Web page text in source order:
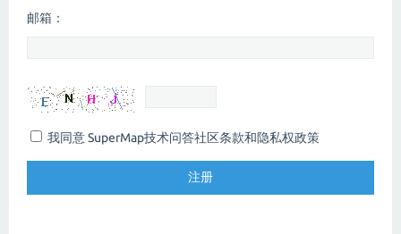
邮箱：
我同意 SuperMap技术问答社区条款和隐私权政策